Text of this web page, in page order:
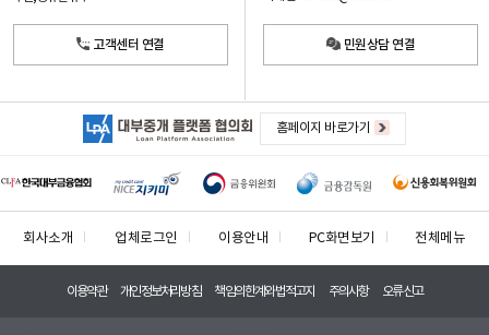
고객센터 연결 민원상담 연결
홈페이지 바로가기
회사소개 업체로그인 이용안내 PC화면보기 전체메뉴
이용약관 개인정보처리방침 책임의한계와법적고지 주의사항 오류신고